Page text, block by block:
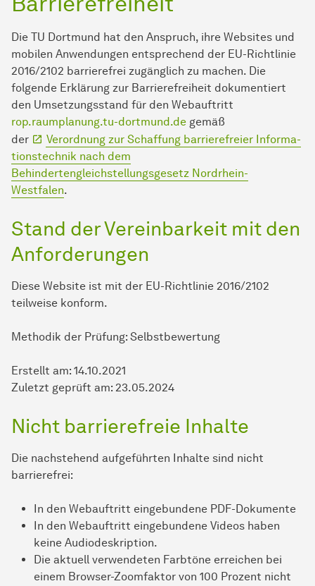
Die TU Dort­mund hat den Anspruch, ihre Websites und
mobilen An­wen­dungen entsprechend der EU-Richtlinie
2016/2102 barrierefrei zugänglich zu machen. Die
folgende Erklärung zur Barrierefreiheit dokumentiert
den Umsetzungsstand für den Webauftritt
rop.raumplanung.tu-dortmund.de gemäß
der
Verordnung zur Schaffung barrierefreier In­for­ma­
ti­ons­tech­nik nach dem
Behindertengleichstellungsgesetz Nordrhein-
Westfalen.
Stand der Vereinbarkeit mit den
An­for­der­ungen
Diese Website ist mit der EU-Richtlinie 2016/2102
teilweise konform.
Methodik der Prüfung: Selbstbewertung
Erstellt am: 14.10.2021
Zuletzt geprüft am: 23.05.2024
Nicht barrierefreie Inhalte
Die nachstehend aufgeführten Inhalte sind nicht
barrierefrei:
In den Webauftritt eingebundene PDF-Dokumente
In den Webauftritt eingebundene Videos haben
keine Audiodeskription.
Die aktuell verwendeten Farbtöne erreichen bei
einem Browser-Zoomfaktor von 100 Prozent nicht